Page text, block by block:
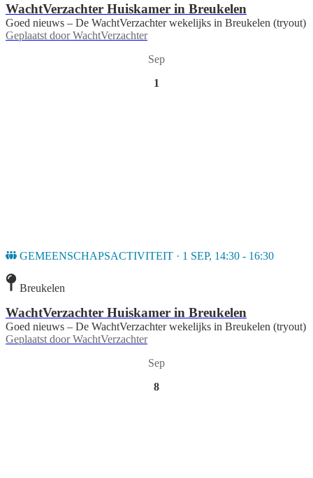
WachtVerzachter Huiskamer in Breukelen
Goed nieuws – De WachtVerzachter wekelijks in Breukelen (tryout)
Geplaatst door WachtVerzachter
Sep
1
GEMEENSCHAPSACTIVITEIT · 1 SEP, 14:30 - 16:30
Breukelen
WachtVerzachter Huiskamer in Breukelen
Goed nieuws – De WachtVerzachter wekelijks in Breukelen (tryout)
Geplaatst door WachtVerzachter
Sep
8